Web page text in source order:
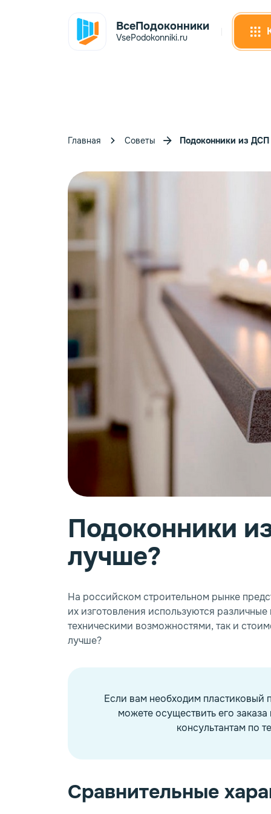
ВсеПодоконники
VsePodokonniki.ru
Главная Советы Подоконники из
Подоконники
лучше?
На российском строительном рынке
их изготовления используются
техническими возможностями, так и
лучше?
Если вам необходим пластиковый
можете осуществить его
консультантам по
Сравнительные